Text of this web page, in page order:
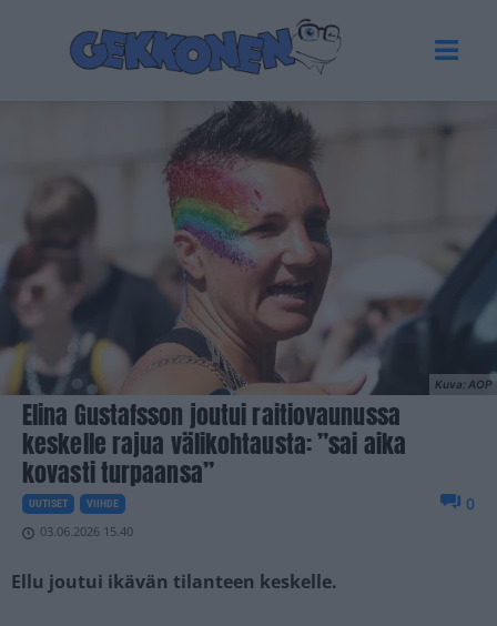
Kuva: AOP
Elina Gustafsson joutui raitiovaunussa
keskelle rajua välikohtausta: ”sai aika
kovasti turpaansa”
UUTISET VIIHDE
03.06.2026 15.40
0
Ellu joutui ikävän tilanteen keskelle.